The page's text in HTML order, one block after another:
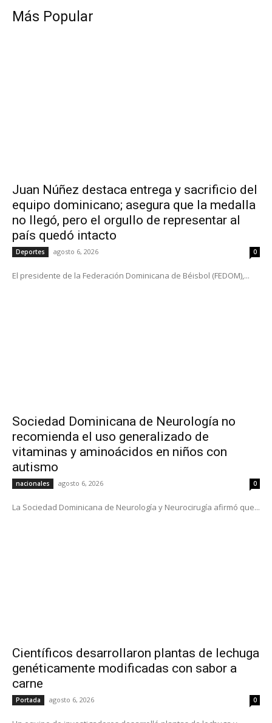
Más Popular
Juan Núñez destaca entrega y sacrificio del
equipo dominicano; asegura que la medalla
no llegó, pero el orgullo de representar al
país quedó intacto
Deportes agosto 6, 2026 0
El presidente de la Federación Dominicana de Béisbol (FEDOM),...
Sociedad Dominicana de Neurología no
recomienda el uso generalizado de
vitaminas y aminoácidos en niños con
autismo
nacionales agosto 6, 2026 0
La Sociedad Dominicana de Neurología y Neurocirugía afirmó que...
Científicos desarrollaron plantas de lechuga
genéticamente modificadas con sabor a
carne
Portada agosto 6, 2026 0